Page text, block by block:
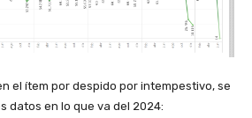
el ítem por despido por intempestivo, se
datos en lo que va del 2024: